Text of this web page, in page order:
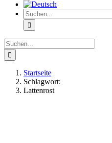
Suche
nach:
Suche
nach:
Startseite
Schlagwort:
Lattenrost